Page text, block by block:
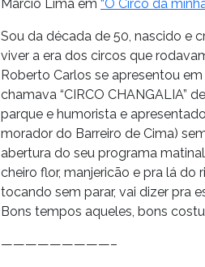
Márcio Lima em “O Circo da
Sou da década de 50, nascido e
viver a era dos circos que
Roberto Carlos se apresentou
chamava “CIRCO CHANGALIA”
parque e humorista e
morador do Barreiro de Cima)
abertura do seu programa
cheiro flor, manjericão e pra lá do
tocando sem parar, vai dizer pra
Bons tempos aqueles, bons
—————————–